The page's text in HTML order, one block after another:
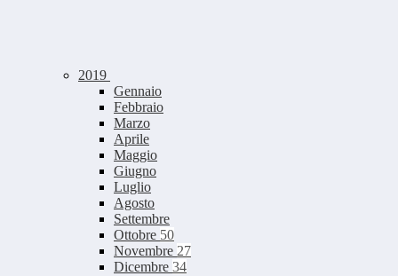
2019
Gennaio
Febbraio
Marzo
Aprile
Maggio
Giugno
Luglio
Agosto
Settembre
Ottobre 50
Novembre 27
Dicembre 34